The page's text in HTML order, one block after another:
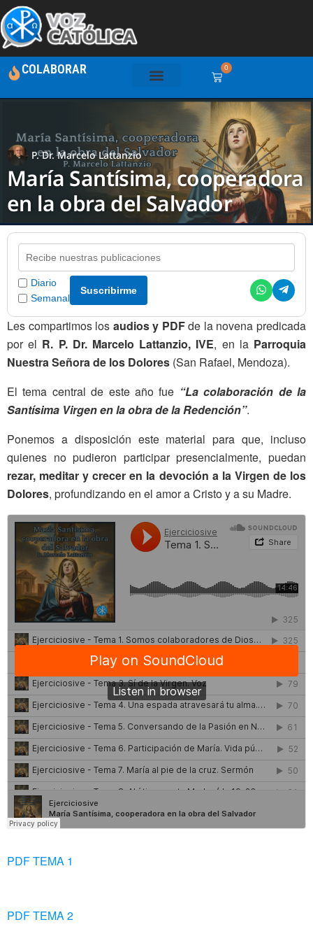
COLABORAR 0
P. Dr. Marcelo Lattanzio
María Santísima, cooperadora
en la obra del Salvador
Diario
Semanal
Suscribirme
Les compartimos los audios y PDFde la novena predicada
por el R. P. Dr. Marcelo Lattanzio, IVE, en la Parroquia
Nuestra Señora de los Dolores (San Rafael, Mendoza).
El tema central de este año fue “La colaboración de la
Santísima Virgen en la obra de la Redención”.
Ponemos a disposición este material para que, incluso
quienes no pudieron participar presencialmente, puedan
rezar, meditar y crecer en la devoción a la Virgen de los
Dolores, profundizando en el amor a Cristo y a su Madre.
PDF TEMA 1
PDF TEMA 2